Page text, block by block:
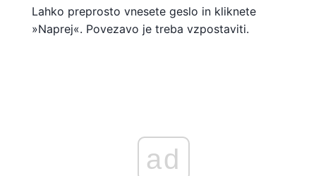
Lahko preprosto vnesete geslo in kliknete
»Naprej«. Povezavo je treba vzpostaviti.
ad